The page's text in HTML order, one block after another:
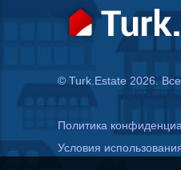
© Turk.Estate 2026.
Политика
Условия